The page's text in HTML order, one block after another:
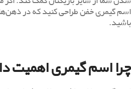
اسم گیمری خفن طراحی کنید که در ذهن‌ها
باشید.
چرا اسم گیمری اهمیت